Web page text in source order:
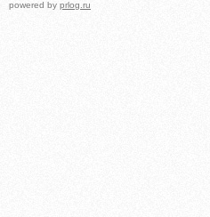
powered by prlog.ru